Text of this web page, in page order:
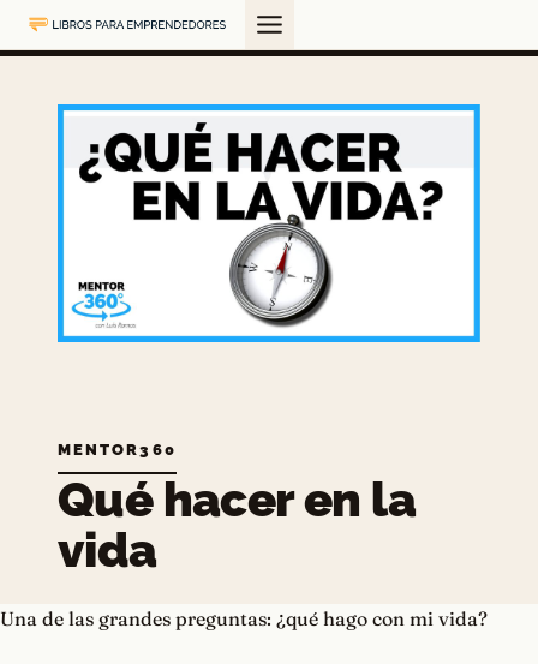
Saltar
al
MENTOR360
Qué hacer en la
vida
Una de las grandes preguntas: ¿qué hago con mi vida?